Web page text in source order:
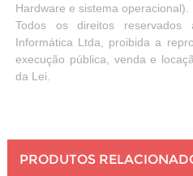
Hardware e sistema operacional).
Todos os direitos
Informática Ltda, proibida a
execução pública, venda e
da Lei.
PRODUTOS